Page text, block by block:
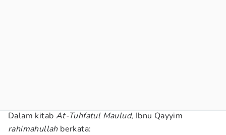
Dalam kitab At-Tuhfatul Maulud, Ibnu Qayyim
rahimahullahberkata: